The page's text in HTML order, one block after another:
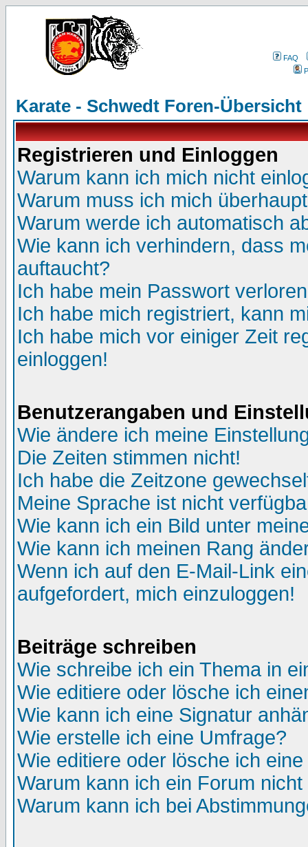
FAQ
Karate - Schwedt Foren-Übersicht
Registrieren und Einloggen
Warum kann ich mich nicht
Warum muss ich mich
Warum werde ich automatisch
Wie kann ich verhindern, dass
auftaucht?
Ich habe mein Passwort
Ich habe mich registriert, kann
Ich habe mich vor einiger Zeit
einloggen!
Benutzerangaben und
Wie ändere ich meine
Die Zeiten stimmen nicht!
Ich habe die Zeitzone
Meine Sprache ist nicht
Wie kann ich ein Bild unter
Wie kann ich meinen Rang
Wenn ich auf den E-Mail-Link
aufgefordert, mich einzuloggen!
Beiträge schreiben
Wie schreibe ich ein Thema in
Wie editiere oder lösche ich
Wie kann ich eine Signatur
Wie erstelle ich eine Umfrage?
Wie editiere oder lösche ich
Warum kann ich ein Forum
Warum kann ich bei